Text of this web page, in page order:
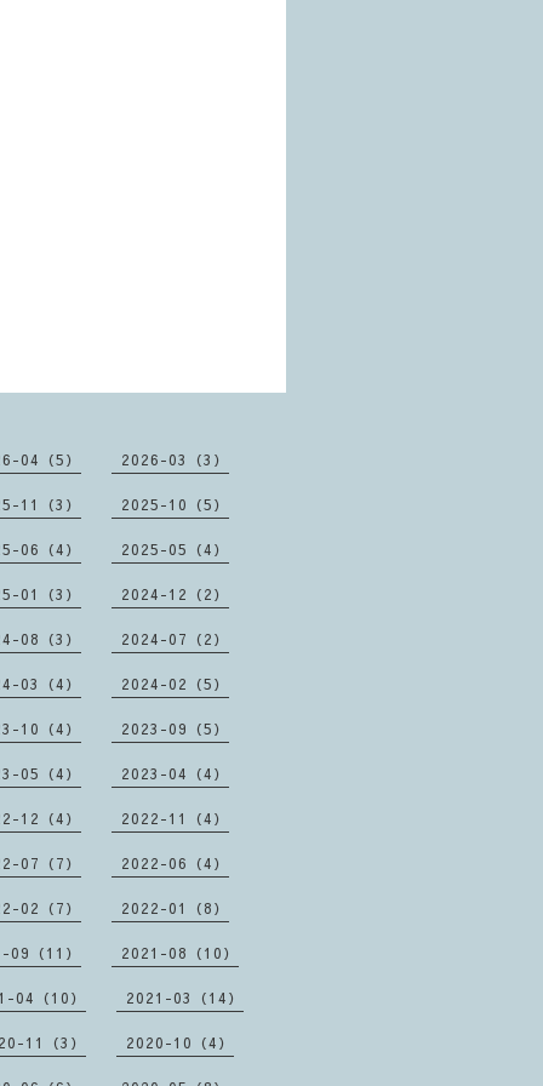
04（5） 2026-03（3）
11（3） 2025-10（5）
06（4） 2025-05（4）
01（3） 2024-12（2）
08（3） 2024-07（2）
03（4） 2024-02（5）
10（4） 2023-09（5）
05（4） 2023-04（4）
12（4） 2022-11（4）
07（7） 2022-06（4）
02（7） 2022-01（8）
09（11） 2021-08（10）
04（10） 2021-03（14）
11（3） 2020-10（4）